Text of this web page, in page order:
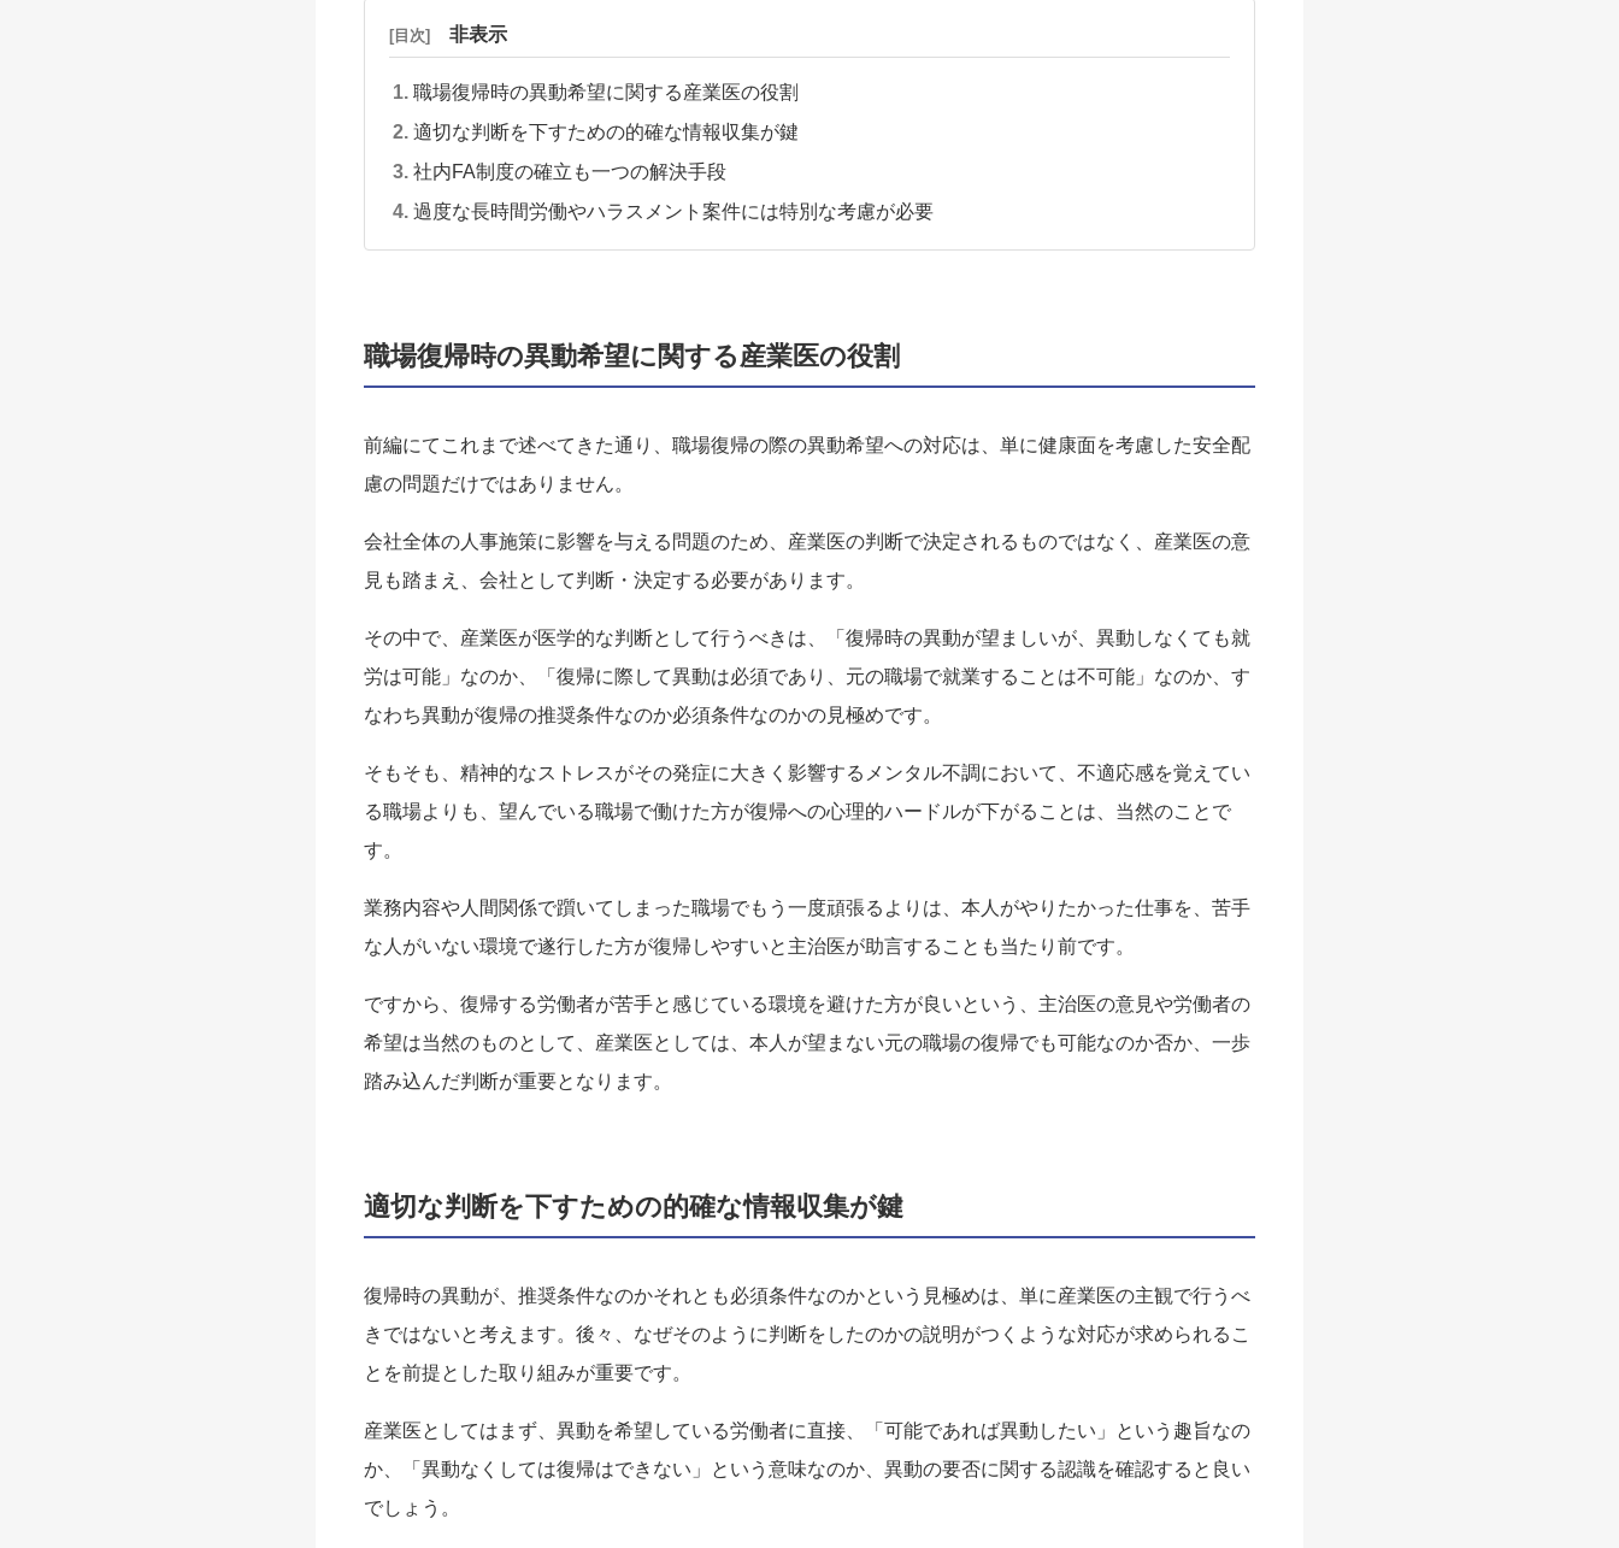
[目次] 非表示
職場復帰時の異動希望に関する産業医の役割
適切な判断を下すための的確な情報収集が鍵
社内FA制度の確立も一つの解決手段
過度な長時間労働やハラスメント案件には特別な考慮が必要
職場復帰時の異動希望に関する産業医の役割
前編にてこれまで述べてきた通り、職場復帰の際の異動希望への対応は、単に健康面を考慮した安全配
慮の問題だけではありません。
会社全体の人事施策に影響を与える問題のため、産業医の判断で決定されるものではなく、産業医の意
見も踏まえ、会社として判断・決定する必要があります。
その中で、産業医が医学的な判断として行うべきは、「復帰時の異動が望ましいが、異動しなくても就
労は可能」なのか、「復帰に際して異動は必須であり、元の職場で就業することは不可能」なのか、す
なわち異動が復帰の推奨条件なのか必須条件なのかの見極めです。
そもそも、精神的なストレスがその発症に大きく影響するメンタル不調において、不適応感を覚えてい
る職場よりも、望んでいる職場で働けた方が復帰への心理的ハードルが下がることは、当然のことで
す。
業務内容や人間関係で躓いてしまった職場でもう一度頑張るよりは、本人がやりたかった仕事を、苦手
な人がいない環境で遂行した方が復帰しやすいと主治医が助言することも当たり前です。
ですから、復帰する労働者が苦手と感じている環境を避けた方が良いという、主治医の意見や労働者の
希望は当然のものとして、産業医としては、本人が望まない元の職場の復帰でも可能なのか否か、一歩
踏み込んだ判断が重要となります。
適切な判断を下すための的確な情報収集が鍵
復帰時の異動が、推奨条件なのかそれとも必須条件なのかという見極めは、単に産業医の主観で行うべ
きではないと考えます。後々、なぜそのように判断をしたのかの説明がつくような対応が求められるこ
とを前提とした取り組みが重要です。
産業医としてはまず、異動を希望している労働者に直接、「可能であれば異動したい」という趣旨なの
か、「異動なくしては復帰はできない」という意味なのか、異動の要否に関する認識を確認すると良い
でしょう。